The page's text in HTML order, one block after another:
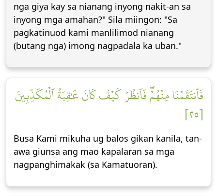
nga giya kay sa nianang inyong nakit-an sa
inyong mga amahan?" Sila miingon: "Sa
pagkatinuod kami manlilimod nianang
(butang nga) imong nagpadala ka uban."
فَٱنتَقَمۡنَا مِنۡهُمۡۖ فَٱنظُرۡ كَيۡفَ كَانَ عَٰقِبَةُ ٱلۡمُكَذِّبِينَ
[٢٥]
Busa Kami mikuha ug balos gikan kanila, tan-
awa giunsa ang mao kapalaran sa mga
nagpanghimakak (sa Kamatuoran).